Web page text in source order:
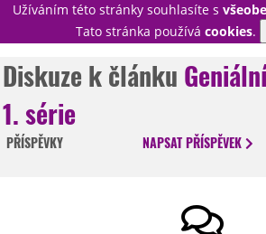
Užíváním této stránky souhlasíte s
Tato stránka používá cookies.
NOVINKY
TÉMATA
Diskuze k článku
1. série
PŘÍSPĚVKY NAPSATPŘÍSPĚVEK